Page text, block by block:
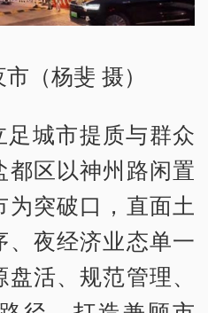
（杨斐 摄）
城市提质与群众
区以神州路闲置
突破口，直面土
夜经济业态单一
活、规范管理、